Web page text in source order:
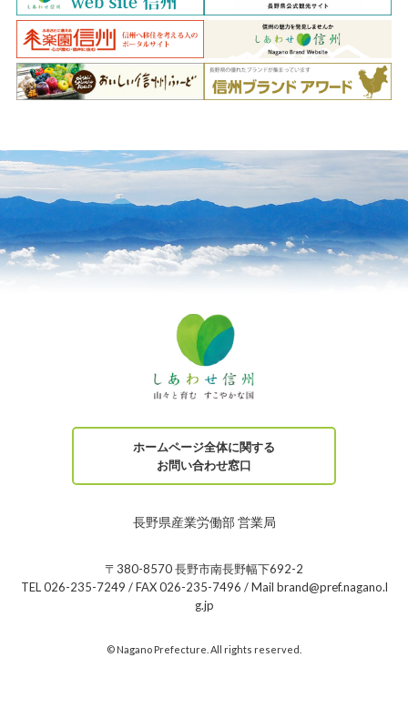
ホームページ全体に関する
お問い合わせ窓口
長野県産業労働部 営業局
〒380-8570 長野市南長野幅下692-2
TEL 026-235-7249 / FAX 026-235-7496 / Mail brand@pref.nagano.l
g.jp
© Nagano Prefecture. All rights reserved.